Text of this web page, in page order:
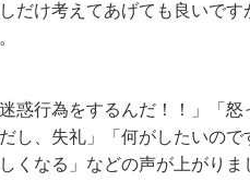
だけ考えてあげても良いで
惑行為をするんだ！！」「怒
し、失礼」「何がしたいの
くなる」などの声が上がりま